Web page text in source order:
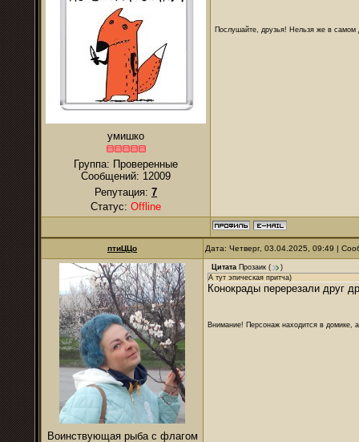
умишко
Группа: Проверенные
Сообщений: 12009
Репутация: 7
Статус: Offline
Послушайте, друзья! Нельзя же в самом
птиЦЦо Дата: Четверг, 03.04.2025, 09:49 |
Воинствующая рыба с флагом
Цитата Прозаик (
)
А тут эпическая притча)
Конокрады перерезали друг
Внимание! Персонаж находится в домике,